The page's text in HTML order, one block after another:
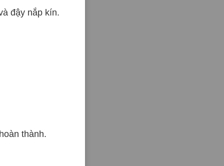
đậy nắp kín.
thành.